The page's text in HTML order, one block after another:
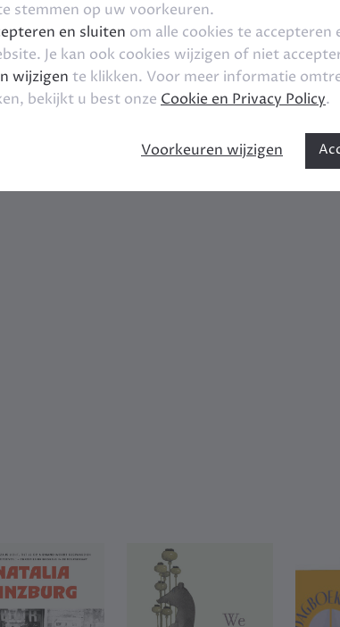
stemmen op uw voorkeuren.
en sluiten om alle cookies te accepteren
Je kan ook cookies wijzigen of niet
wijzigen te klikken. Voor meer informatie
bekijkt u best onze Cookie en Privacy Policy.
Voorkeuren wijzigen